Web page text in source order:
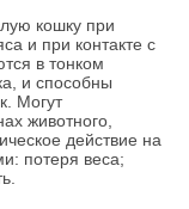
кошку при
и при контакте с
в тонком
и способны
Могут
животного,
действие на
потеря веса;